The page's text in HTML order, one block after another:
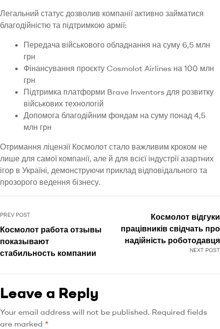
Легальний статус дозволив компанії активно займатися
благодійністю та підтримкою армії:
Передача військового обладнання на суму 6,5 млн
грн
Фінансування проєкту Cosmolot Airlines на 100 млн
грн
Підтримка платформи Brave Inventors для розвитку
військових технологій
Допомога благодійним фондам на суму понад 4,5
млн грн
Отримання ліцензії Космолот стало важливим кроком не
лише для самої компанії, але й для всієї індустрії азартних
ігор в Україні, демонструючи приклад відповідального та
прозорого ведення бізнесу.
PREV POST
Космолот работа отзывы
показывают
стабильность компании
NEXT POST
Космолот відгуки
працівників свідчать про
надійність роботодавця
Leave a Reply
Your email address will not be published. Required fields
are marked *